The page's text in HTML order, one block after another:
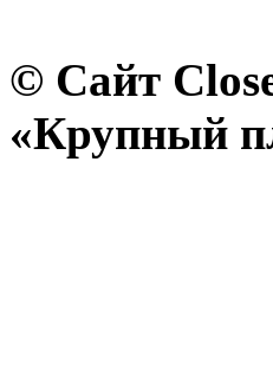
© Сайт
«Крупный